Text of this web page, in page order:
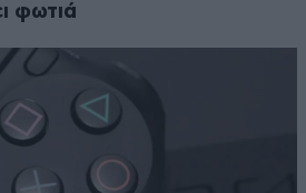
φωτιά